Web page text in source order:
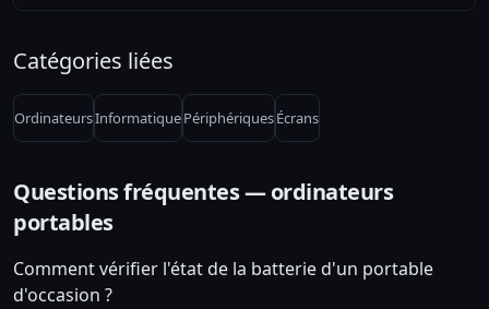
Catégories liées
OrdinateursInformatiquePériphériquesÉcrans
Questions fréquentes — ordinateurs
portables
Comment vérifier l'état de la batterie d'un portable
d'occasion ?